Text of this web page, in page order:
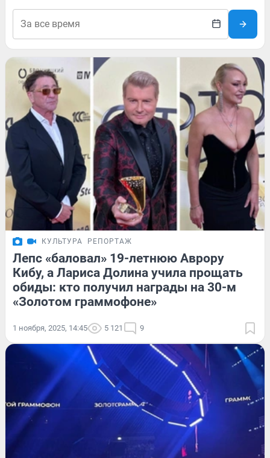
КУЛЬТУРА РЕПОРТАЖ
Лепс «баловал» 19-летнюю Аврору
Кибу, а Лариса Долина учила прощать
обиды: кто получил награды на 30-м
«Золотом граммофоне»
1 ноября, 2025, 14:45 5 121 9